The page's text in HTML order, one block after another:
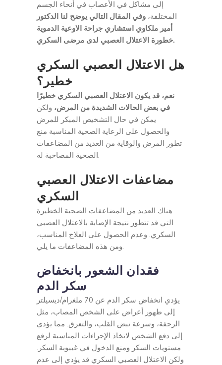
إلى مشاكل في الأعصاب في أنحاء الجسم
المختلفة، وفي المقال التالي يوضح لنا الدكتور
أمير ملكاوي استشاري جراحة الاوعية الدموية
خطورة الاعتلال العصبي لدى مرضى السكري.
هل الاعتلال العصبي السكري
خطير؟
نعم، قد يكون الاعتلال العصبي السكري خطيرًا
في بعض الحالات الشديدة من المرض، ولكن
يمكن في حال التشخيص المبكر للمرض
والحصول على الرعاية الصحية المناسبة منع
تطور المرض والوقاية من العديد من المضاعفات
الصحية المصاحبة له.
مضاعفات الاعتلال العصبي
السكري
هناك العديد من المضاعفات الصحية الخطيرة
التي قد تتطور نتيجة الإصابة بالاعتلال العصبي
السكري. وعدم الحصول على العلاج المناسب،
ومن هذه المضاعفات ما يلي.
فقدان الشعور بانخفاض
سكر الدم
يؤدي انخفاض سكر الدم عن 70 ملغرام/ديسيلتر
إلى ظهور أعراض على الشخص المصاب، مثل
الرجفة، وسرعة نبض القلب، والتعرق. مما يؤدي
إلى دفع الشخص لاتخاذ الإجراءات المناسبة لرفع
مستويات السكر ومنع الدخول في غيبوبة السكر.
ولكن الاعتلال العصبي السكري قد يؤدي إلى عدم